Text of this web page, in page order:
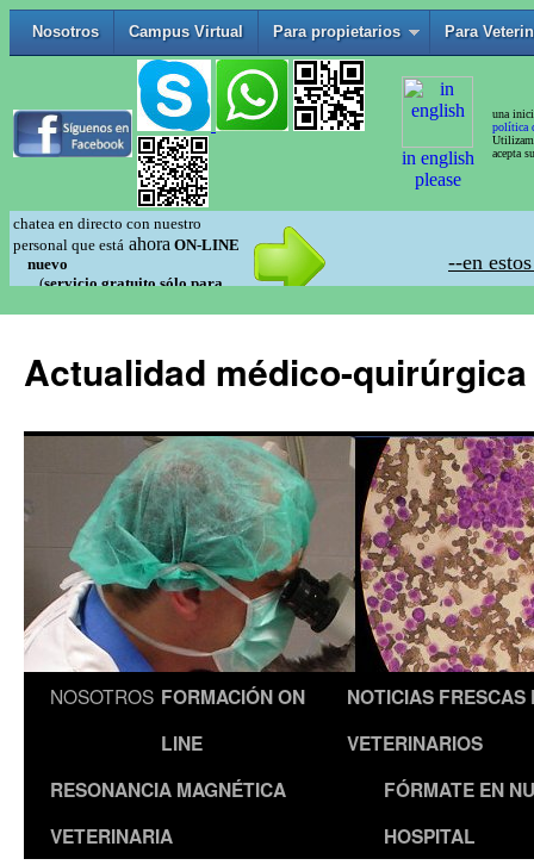
Actualidad médico-
NOSOTROS FORMACIÓN ON
LINE
NOTICIAS FRESCAS
VETERINARIOS
RESONANCIA MAGNÉTICA
VETERINARIA
FÓRMATE EN
HOSPITAL